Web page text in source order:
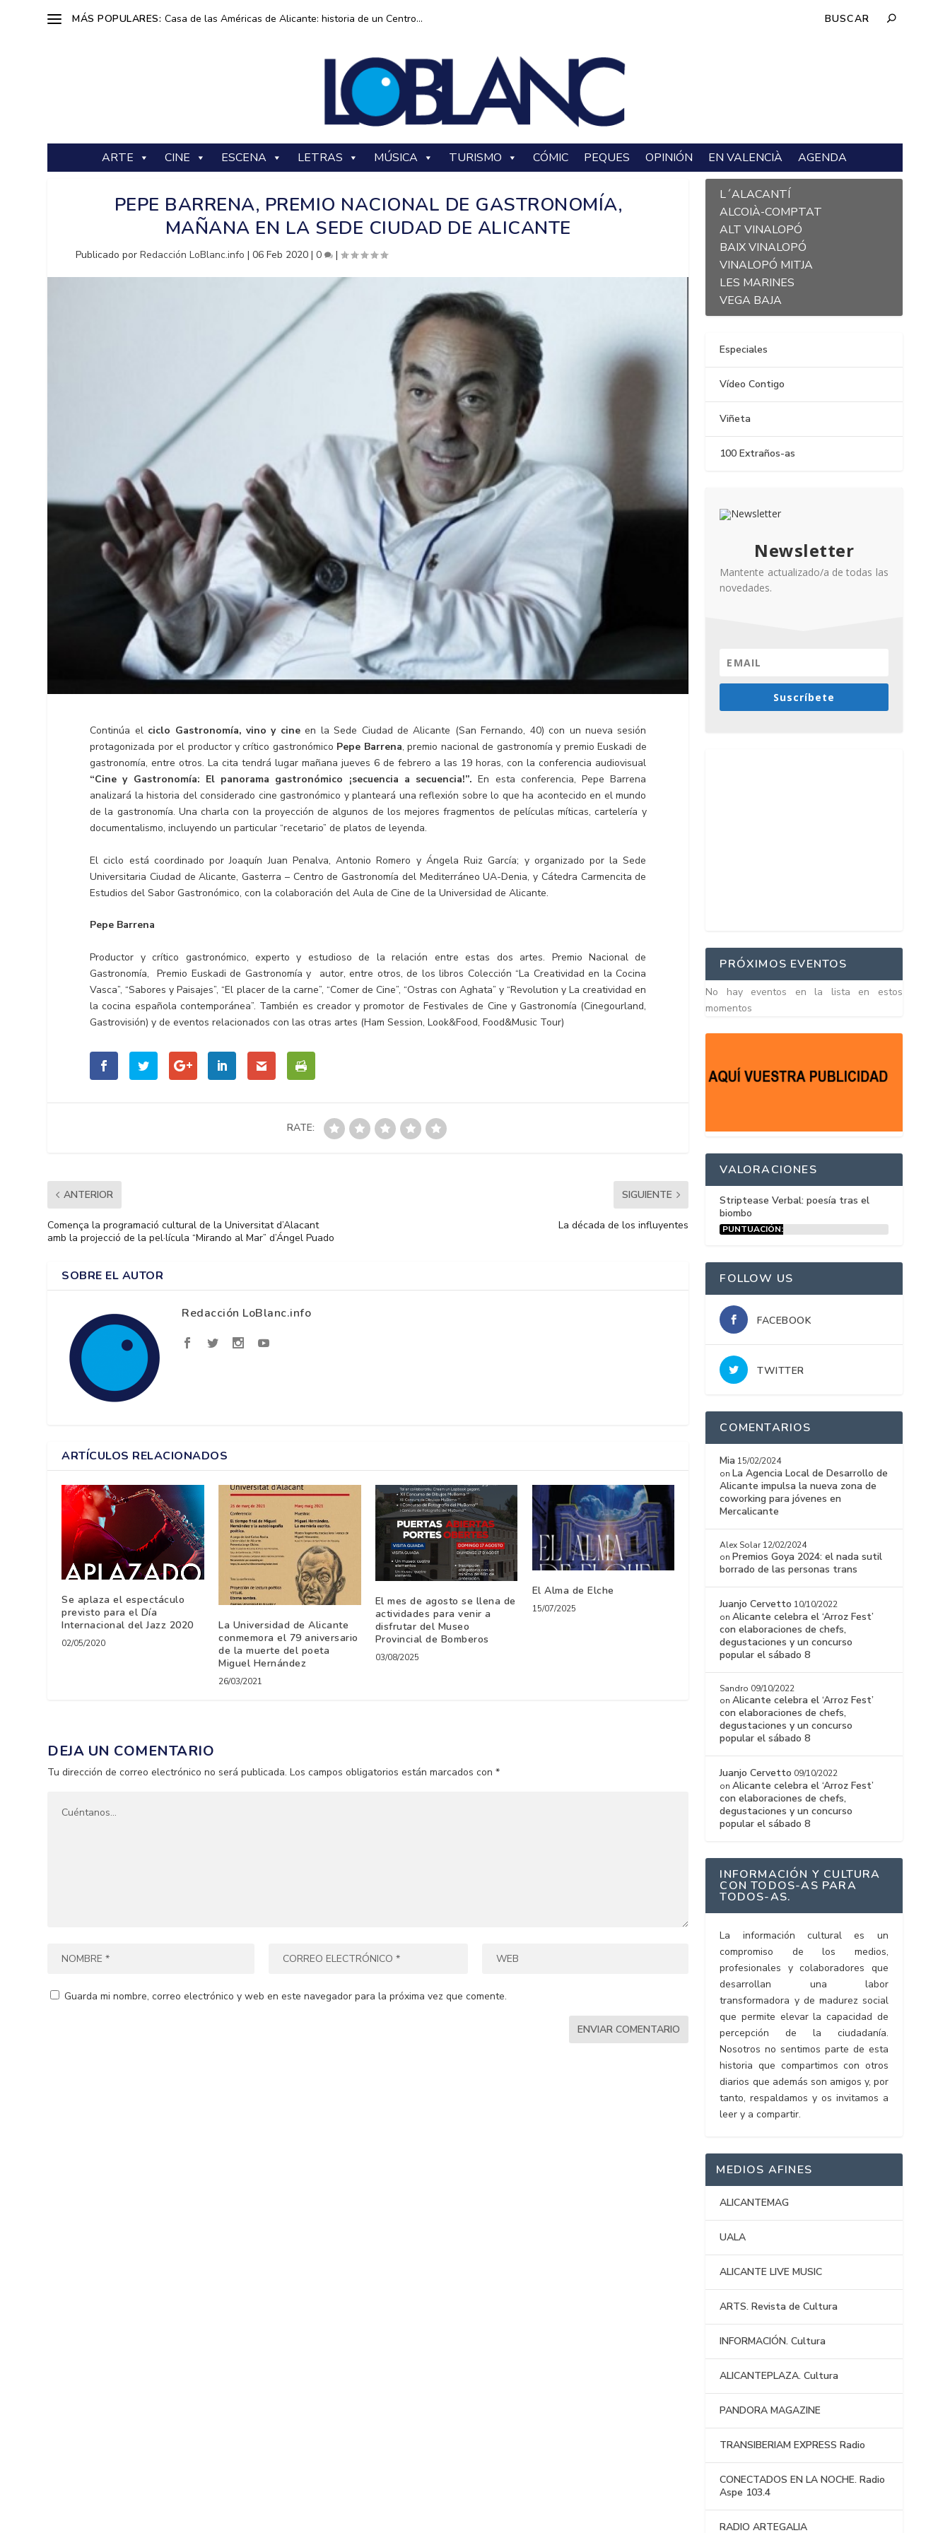
MÁS POPULARES: Casa de las Américas de Alicante: historia de un Centro...
ARTE CINE ESCENA LETRAS MÚSICA TURISMO CÓMIC PEQUES OPINIÓN EN VALENCIÀ AGENDA
PEPE BARRENA, PREMIO NACIONAL DE GASTRONOMÍA,
MAÑANA EN LA SEDE CIUDAD DE ALICANTE
Publicado porRedacción LoBlanc.info |06 Feb 2020 |0 |
Continúa el ciclo Gastronomía, vino y cineen la Sede Ciudad de Alicante (San Fernando, 40) con un nueva sesión
protagonizada por el productor y crítico gastronómico Pepe Barrena, premio nacional de gastronomía y premio Euskadi de
gastronomía, entre otros. La cita tendrá lugar mañana jueves 6 de febrero a las 19 horas, con la conferencia audiovisual
“Cine y Gastronomía: El panorama gastronómico ¡secuencia a secuencia!”. En esta conferencia, Pepe Barrena
analizará la historia del considerado cine gastronómico y planteará una reflexión sobre lo que ha acontecido en el mundo
de la gastronomía. Una charla con la proyección de algunos de los mejores fragmentos de películas míticas, cartelería y
documentalismo, incluyendo un particular “recetario” de platos de leyenda.
El ciclo está coordinado por Joaquín Juan Penalva, Antonio Romero y Ángela Ruiz García; y organizado por la Sede
Universitaria Ciudad de Alicante, Gasterra – Centro de Gastronomía del Mediterráneo UA-Denia, y Cátedra Carmencita de
Estudios del Sabor Gastronómico, con la colaboración del Aula de Cine de la Universidad de Alicante.
Pepe Barrena
Productor y crítico gastronómico, experto y estudioso de la relación entre estas dos artes. Premio Nacional de
Gastronomía, Premio Euskadi de Gastronomía y autor, entre otros, de los libros Colección “La Creatividad en la Cocina
Vasca”, “Sabores y Paisajes”, “El placer de la carne”, “Comer de Cine”, “Ostras con Aghata” y “Revolution y La creatividad en
la cocina española contemporánea”. También es creador y promotor de Festivales de Cine y Gastronomía (Cinegourland,
Gastrovisión) y de eventos relacionados con las otras artes (Ham Session, Look&Food, Food&Music Tour)
RATE:
ANTERIOR
Comença la programació cultural de la Universitat d’Alacant
amb la projecció de la pel·lícula “Mirando al Mar” d’Ángel Puado
SIGUIENTE
La década de los influyentes
SOBRE EL AUTOR
Redacción LoBlanc.info
ARTÍCULOS RELACIONADOS
Se aplaza el espectáculo
previsto para el Día
Internacional del Jazz 2020
02/05/2020
La Universidad de Alicante
conmemora el 79 aniversario
de la muerte del poeta
Miguel Hernández
26/03/2021
El mes de agosto se llena de
actividades para venir a
disfrutar del Museo
Provincial de Bomberos
03/08/2025
El Alma de Elche
15/07/2025
DEJA UN COMENTARIO
Tu dirección de correo electrónico no será publicada. Los campos obligatorios están marcados con*
Guarda mi nombre, correo electrónico y web en este navegador para la próxima vez que comente.
L´ALACANTÍ
ALCOIÀ-COMPTAT
ALT VINALOPÓ
BAIX VINALOPÓ
VINALOPÓ MITJA
LES MARINES
VEGA BAJA
Especiales
Vídeo Contigo
Viñeta
100 Extraños-as
Newsletter
Mantente actualizado/a de todas las
novedades.
Suscríbete
PRÓXIMOS EVENTOS
No hay eventos en la lista en estos
momentos
VALORACIONES
Striptease Verbal: poesía tras el
biombo
PUNTUACIÓN:
FOLLOW US
FACEBOOK
TWITTER
COMENTARIOS
Mia 15/02/2024
on La Agencia Local de Desarrollo de
Alicante impulsa la nueva zona de
coworking para jóvenes en
Mercalicante
Alex Solar 12/02/2024
on Premios Goya 2024: el nada sutil
borrado de las personas trans
Juanjo Cervetto 10/10/2022
onAlicante celebra el ‘Arroz Fest’
con elaboraciones de chefs,
degustaciones y un concurso
popular el sábado 8
Sandro 09/10/2022
onAlicante celebra el ‘Arroz Fest’
con elaboraciones de chefs,
degustaciones y un concurso
popular el sábado 8
Juanjo Cervetto 09/10/2022
onAlicante celebra el ‘Arroz Fest’
con elaboraciones de chefs,
degustaciones y un concurso
popular el sábado 8
INFORMACIÓN Y CULTURA
CON TODOS-AS PARA
TODOS-AS.
La información cultural es un
compromiso de los medios,
profesionales y colaboradores que
desarrollan una labor
transformadora y de madurez social
que permite elevar la capacidad de
percepción de la ciudadanía.
Nosotros no sentimos parte de esta
historia que compartimos con otros
diarios que además son amigos y, por
tanto, respaldamos y os invitamos a
leer y a compartir.
MEDIOS AFINES
ALICANTEMAG
UALA
ALICANTE LIVE MUSIC
ARTS. Revista de Cultura
INFORMACIÓN. Cultura
ALICANTEPLAZA. Cultura
PANDORA MAGAZINE
TRANSIBERIAM EXPRESS Radio
CONECTADOS EN LA NOCHE. Radio
Aspe 103.4
RADIO ARTEGALIA